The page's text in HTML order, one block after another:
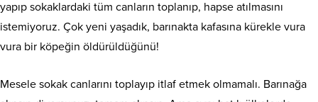
yapıp sokaklardaki tüm canların toplanıp, hapse atılmasını
istemiyoruz. Çok yeni yaşadık, barınakta kafasına kürekle vura
vura bir köpeğin öldürüldüğünü!
Mesele sokak canlarını toplayıp itlaf etmek olmamalı. Barınağa